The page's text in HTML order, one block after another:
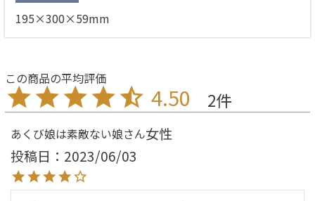
195×300×59mm
4.50 2
あくび娘は素敵ない娘
女性
投稿日
2023/06/03